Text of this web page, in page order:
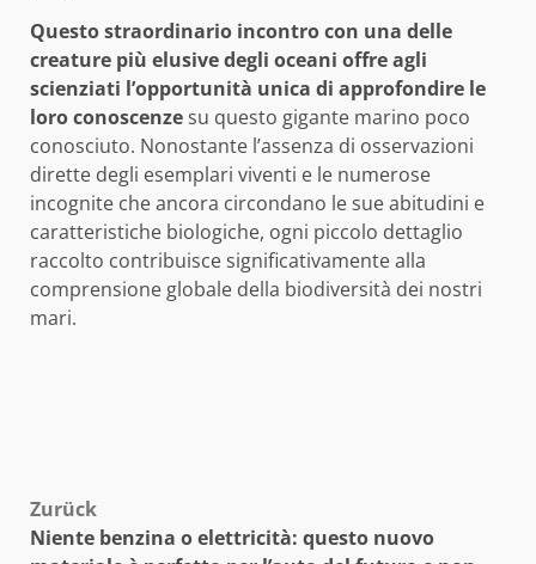
Questo straordinario incontro con una delle
creature più elusive degli oceani offre agli
scienziati l’opportunità unica di approfondire le
loro conoscenzesu questo gigante marino poco
conosciuto. Nonostante l’assenza di osservazioni
dirette degli esemplari viventi e le numerose
incognite che ancora circondano le sue abitudini e
caratteristiche biologiche, ogni piccolo dettaglio
raccolto contribuisce significativamente alla
comprensione globale della biodiversità dei nostri
mari.
Beitragsnavigation
Zurück
Niente benzina o elettricità: questo nuovo